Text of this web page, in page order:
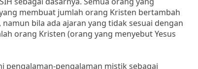
membuat jumlah orang Kristen bertambah
bila ada ajaran yang tidak sesuai dengan
orang Kristen (orang yang menyebut Yesus
pengalaman-pengalaman mistik sebagai